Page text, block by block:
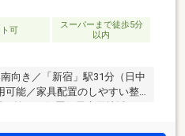
可
スーパーまで徒歩5分
以内
向き／「新宿」駅31分（日中
可能／家具配置のしやすい整